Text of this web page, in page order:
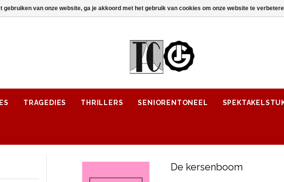
TRAGEDIES THRILLERS SENIORENTONEEL
De kersenboom
gebruiken van onze website, ga je akkoord met het gebruik van cookies om onze website te